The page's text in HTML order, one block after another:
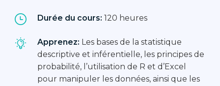
Durée du cours: 120 heures
Apprenez: Les bases de la statistique
descriptive et inférentielle, les principes de
probabilité, l’utilisation de R et d’Excel
pour manipuler les données, ainsi que les